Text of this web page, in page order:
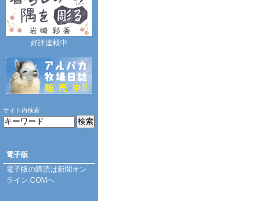
好評連載中
サイト内検索
電子版
電子版の購読は新聞オン
ライン.COMへ